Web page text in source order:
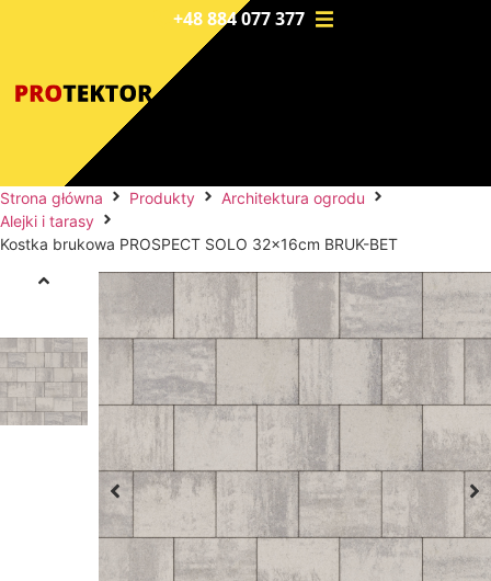
+48 884 077 377
Strona główna Produkty
Architektura ogrodu
Alejki i tarasy
Kostka brukowa PROSPECT SOLO 32x16cm BRUK-BET